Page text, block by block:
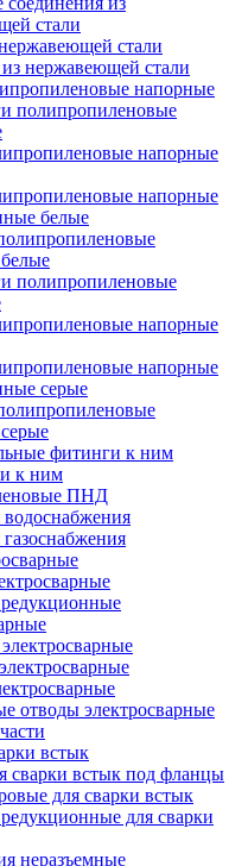
стали
стали
нержавеющей стали
напорные
полипропиленовые
напорные
напорные
белые
полипропиленовые
напорные
напорные
серые
фитинги к ним
к ним
ПНД
отводы электросварные
встык
сварки встык под фланцы
для сварки встык
для сварки
неразъемные